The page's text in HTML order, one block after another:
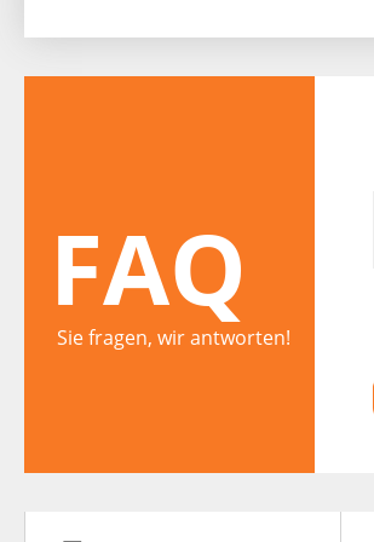
FAQ
Sie fragen, wir antworten!